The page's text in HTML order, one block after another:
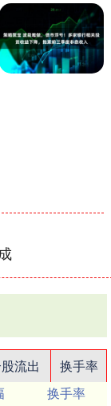
流出
换手率
换手率